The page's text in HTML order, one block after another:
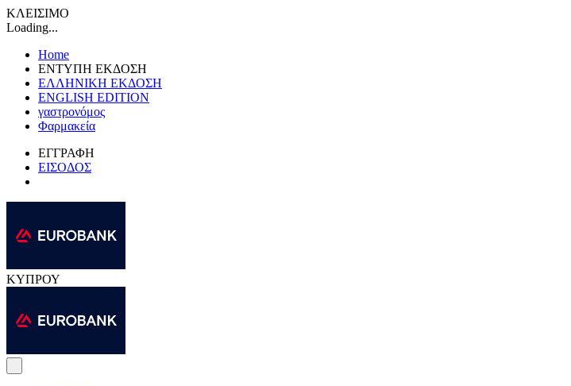
ΚΛΕΙΣΙΜΟ
Loading...
Home
ΕΝΤΥΠΗ ΕΚΔΟΣΗ
ΕΛΛΗΝΙΚΗ ΕΚΔΟΣΗ
ENGLISH EDITION
γαστρονόμος
Φαρμακεία
ΕΓΓΡΑΦΗ
ΕΙΣΟΔΟΣ
ΚΥΠΡΟΥ